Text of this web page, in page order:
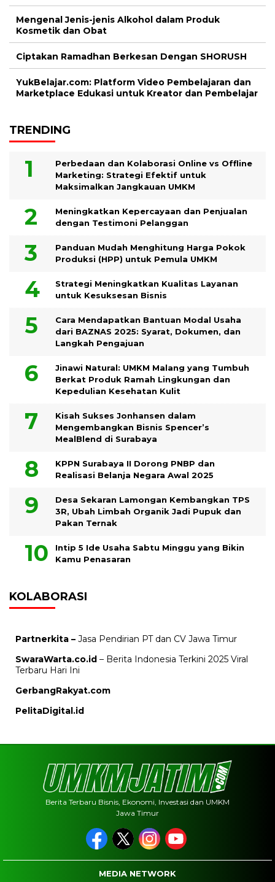
Mengenal Jenis-jenis Alkohol dalam Produk
Kosmetik dan Obat
Ciptakan Ramadhan Berkesan Dengan SHORUSH
YukBelajar.com: Platform Video Pembelajaran dan
Marketplace Edukasi untuk Kreator dan Pembelajar
TRENDING
Perbedaan dan Kolaborasi Online vs Offline
Marketing: Strategi Efektif untuk
Maksimalkan Jangkauan UMKM
Meningkatkan Kepercayaan dan Penjualan
dengan Testimoni Pelanggan
Panduan Mudah Menghitung Harga Pokok
Produksi (HPP) untuk Pemula UMKM
Strategi Meningkatkan Kualitas Layanan
untuk Kesuksesan Bisnis
Cara Mendapatkan Bantuan Modal Usaha
dari BAZNAS 2025: Syarat, Dokumen, dan
Langkah Pengajuan
Jinawi Natural: UMKM Malang yang Tumbuh
Berkat Produk Ramah Lingkungan dan
Kepedulian Kesehatan Kulit
Kisah Sukses Jonhansen dalam
Mengembangkan Bisnis Spencer’s
MealBlend di Surabaya
KPPN Surabaya II Dorong PNBP dan
Realisasi Belanja Negara Awal 2025
Desa Sekaran Lamongan Kembangkan TPS
3R, Ubah Limbah Organik Jadi Pupuk dan
Pakan Ternak
Intip 5 Ide Usaha Sabtu Minggu yang Bikin
Kamu Penasaran
KOLABORASI
Partnerkita – Jasa Pendirian PT dan CV Jawa Timur
SwaraWarta.co.id – Berita Indonesia Terkini 2025 Viral
Terbaru Hari Ini
GerbangRakyat.com
PelitaDigital.id
Berita Terbaru Bisnis, Ekonomi, Investasi dan UMKM
Jawa Timur
MEDIA NETWORK